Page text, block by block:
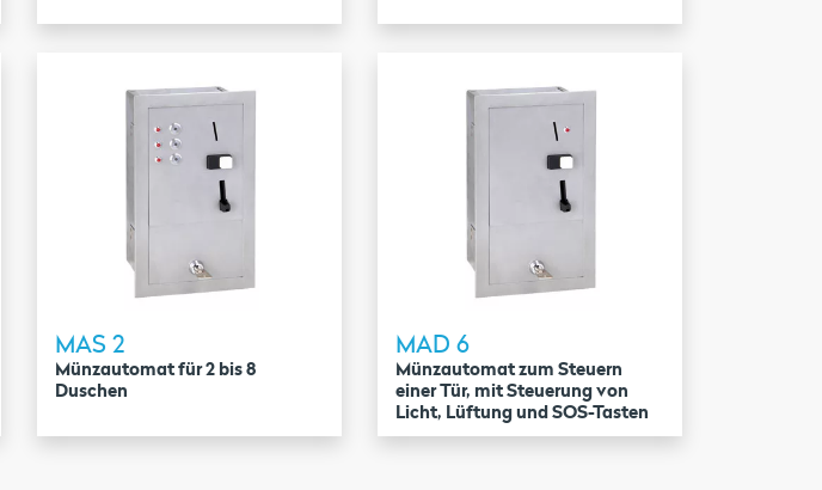
MAS 2
Münzautomat für 2 bis 8
Duschen
MAD 6
Münzautomat zum Steuern
einer Tür, mit Steuerung von
Licht, Lüftung und SOS-Tasten